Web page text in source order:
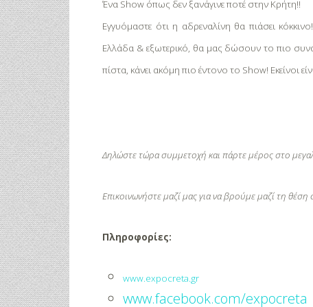
Ένα Show όπως δεν ξανάγινε ποτέ στην Κρήτη!!
Εγγυόμαστε ότι η αδρεναλίνη θα πιάσει
Ελλάδα & εξωτερικό, θα μας δώσουν το πιο
πίστα, κάνει ακόμη πιο έντονο το Show! Εκείνοι
Δηλώστε τώρα συμμετοχή και πάρτε μέρος στο
Επικοινωνήστε μαζί μας για να βρούμε μαζί τη θέση
Πληροφορίες:
www.expocreta.gr
www.facebook.com/expocreta